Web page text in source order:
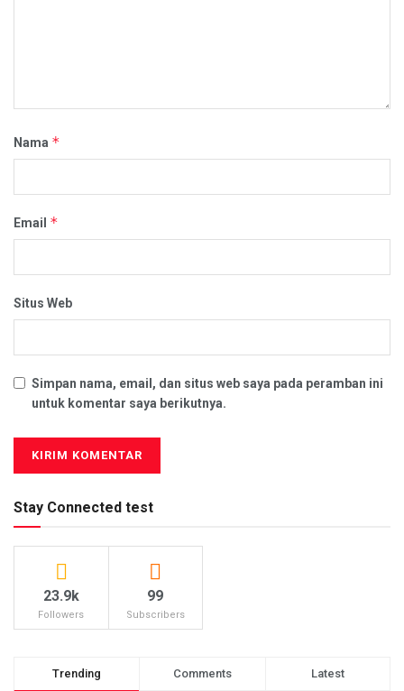
Nama *
Email *
Situs Web
Simpan nama, email, dan situs web saya pada peramban ini
untuk komentar saya berikutnya.
Stay Connected test
23.9k
Followers
99
Subscribers
Trending Comments Latest